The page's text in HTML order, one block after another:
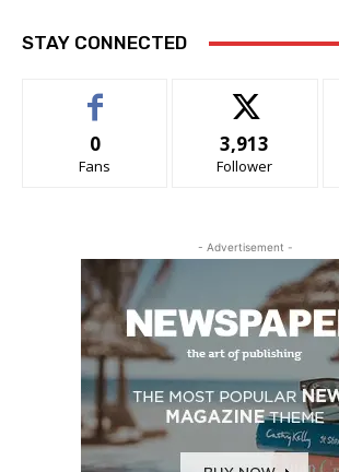
STAY CONNECTED
0
Fans
3,913
Follower
- Advertisement -